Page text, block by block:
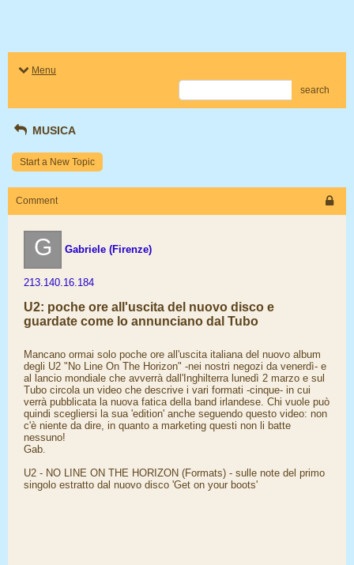
Menu
search
MUSICA
Start a New Topic
Comment
G Gabriele (Firenze)
213.140.16.184
U2: poche ore all'uscita del nuovo disco e
guardate come lo annunciano dal Tubo
Mancano ormai solo poche ore all'uscita italiana del nuovo album
degli U2 "No Line On The Horizon" -nei nostri negozi da venerdì- e
al lancio mondiale che avverrà dall'Inghilterra lunedì 2 marzo e sul
Tubo circola un video che descrive i vari formati -cinque- in cui
verrà pubblicata la nuova fatica della band irlandese. Chi vuole può
quindi scegliersi la sua 'edition' anche seguendo questo video: non
c'è niente da dire, in quanto a marketing questi non li batte
nessuno!
Gab.
U2 - NO LINE ON THE HORIZON (Formats) - sulle note del primo
singolo estratto dal nuovo disco 'Get on your boots'